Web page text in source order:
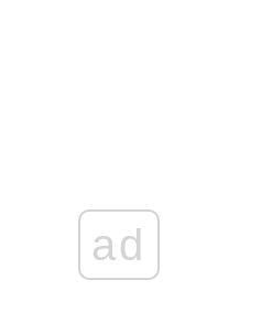
ad